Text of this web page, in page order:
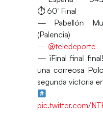
⏱ 60′ Final
— Pabellón
(Palencia)
— @teledeporte
— ¡Final final
una correosa
segunda victoria
pic.twitter.com/